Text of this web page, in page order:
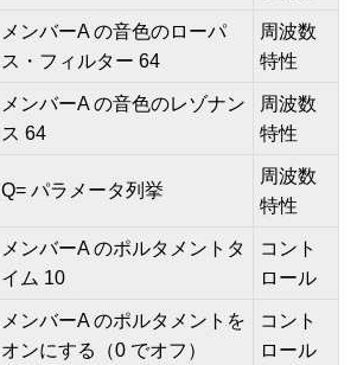
メンバーA の音色のローパ
ス・フィルター 64
周波数
特性
メンバーA の音色のレゾナン
ス 64
周波数
特性
Q= パラメータ列挙
周波数
特性
メンバーA のポルタメントタ
イム 10
コント
ロール
メンバーA のポルタメントを
オンにする（0 でオフ）
コント
ロール